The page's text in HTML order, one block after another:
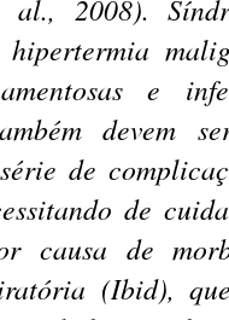
2008).
hipertermia
e
devem
de
de
causa de
(Ibid),